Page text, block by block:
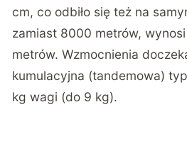
cm, co odbiło się też na
zamiast 8000 metrów,
metrów. Wzmocnienia
kumulacyjna (tandemowa)
kg wagi (do 9 kg).